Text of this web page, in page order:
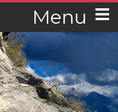
Menu